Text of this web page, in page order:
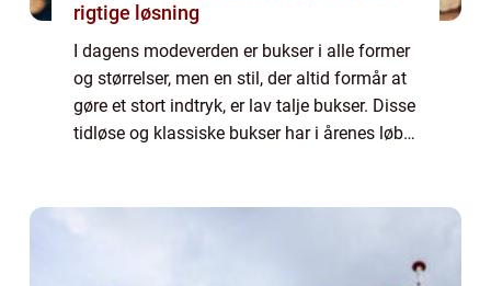
rigtige løsning
I dagens modeverden er bukser i alle former
og størrelser, men en stil, der altid formår at
gøre et stort indtryk, er lav talje bukser. Disse
tidløse og klassiske bukser har i årenes løb